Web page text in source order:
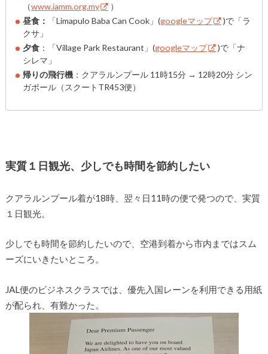
（www.iamm.org.my
）
昼食：
「Limapulo Baba Can Cook」(googleマップ
)で「ラ
クサ」
夕食 ：「Village Park Restaurant」(googleマップ
)で「ナ
シレマ」
帰りの飛行機 ：クアラルンプール 11時15分 → 12時20分 シン
ガポール（スクートTR453便）
実質１日観光、少しでも時間を節約したい
クアラルンプール着が18時、翌々日11時の便で発つので、実質
１日観光。
少しでも時間を節約したいので、空港到着から市内まではスム
ーズにいきたいところ。
JAL便のビジネスクラスでは、優先入国レーンを利用できる用紙
が配られ、有難かった。